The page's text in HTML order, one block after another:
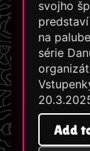
svojho
na
série
Add